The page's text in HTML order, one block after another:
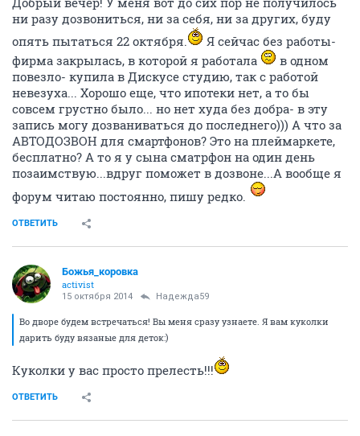
ни разу дозвониться, ни за себя, ни за других, буду
опять пытаться 22 октября.
Я сейчас без работы-
фирма закрылась, в которой я работала
в одном
повезло- купила в Дискусе студию, так с работой
невезуха... Хорошо еще, что ипотеки нет, а то бы
совсем грустно было... но нет худа без добра- в эту
запись могу дозваниваться до последнего))) А что за
АВТОДОЗВОН для смартфонов? Это на плеймаркете,
бесплатно? А то я у сына сматрфон на один день
позаимствую...вдруг поможет в дозвоне...А вообще я
форум читаю постоянно, пишу редко.
ОТВЕТИТЬ
Божья_коровка
activist
15 октября 2014 Надежда59
Во дворе будем встречаться! Вы меня сразу узнаете. Я вам куколки
дарить буду вязаные для деток:)
Куколки у вас просто прелесть!!!
ОТВЕТИТЬ